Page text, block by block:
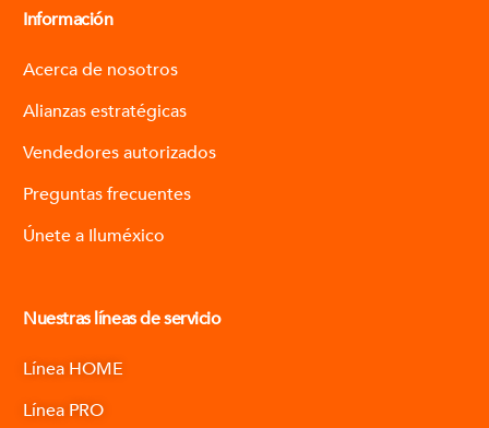
Información
Acerca de nosotros
Alianzas estratégicas
Vendedores autorizados
Preguntas frecuentes
Únete a Iluméxico
Nuestras líneas de servicio
Línea HOME
Línea PRO